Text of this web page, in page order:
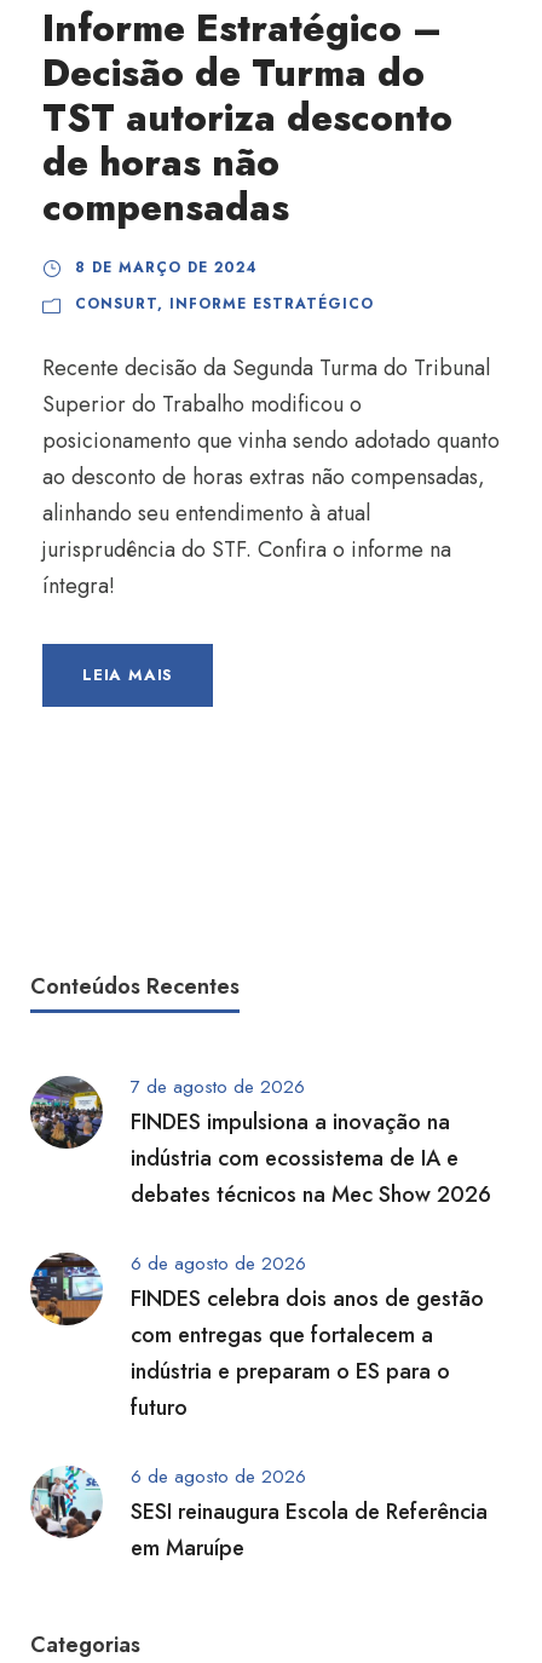
Informe Estratégico –
Decisão de Turma do
TST autoriza desconto
de horas não
compensadas
8 DE MARÇO DE 2024
CONSURT, INFORME ESTRATÉGICO
Recente decisão da Segunda Turma do Tribunal
Superior do Trabalho modificou o
posicionamento que vinha sendo adotado quanto
ao desconto de horas extras não compensadas,
alinhando seu entendimento à atual
jurisprudência do STF. Confira o informe na
íntegra!
LEIA MAIS
Conteúdos Recentes
7 de agosto de 2026
FINDES impulsiona a inovação na
indústria com ecossistema de IA e
debates técnicos na Mec Show 2026
6 de agosto de 2026
FINDES celebra dois anos de gestão
com entregas que fortalecem a
indústria e preparam o ES para o
futuro
6 de agosto de 2026
SESI reinaugura Escola de Referência
em Maruípe
Categorias